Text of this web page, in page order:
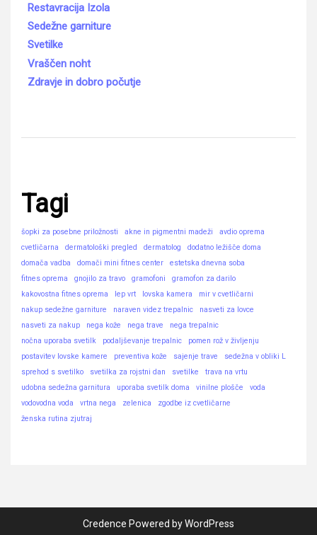
Restavracija Izola
Sedežne garniture
Svetilke
Vraščen noht
Zdravje in dobro počutje
Tagi
šopki za posebne priložnosti akne in pigmentni madeži
avdio oprema
cvetličarna
dermatološki pregled dermatolog
dodatno ležišče doma
domača vadba
domači mini fitnes center
estetska dnevna soba
fitnes oprema
gnojilo za travo gramofoni
gramofon za darilo
kakovostna fitnes oprema
lep vrt lovska kamera
mir v cvetličarni
nakup sedežne garniture
naraven videz trepalnic
nasveti za lovce
nasveti za nakup
nega kože nega trave
nega trepalnic
nočna uporaba svetilk
podaljševanje trepalnic
pomen rož v življenju
postavitev lovske kamere
preventiva kože sajenje trave
sedežna v obliki L
sprehod s svetilko
svetilka za rojstni dan svetilke
trava na vrtu
udobna sedežna garnitura
uporaba svetilk doma vinilne plošče
voda
vodovodna voda
vrtna nega zelenica
zgodbe iz cvetličarne
ženska rutina zjutraj
Credence Powered by WordPress